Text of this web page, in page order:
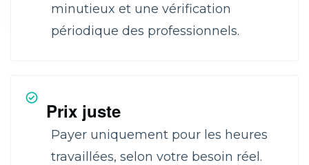
minutieux et une vérification
périodique des professionnels.
Prix juste
Payer uniquement pour les heures
travaillées, selon votre besoin réel.